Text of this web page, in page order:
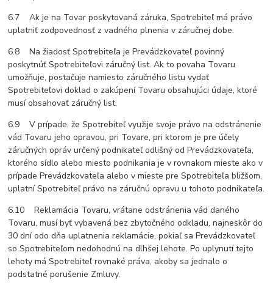
6.7 Ak je na Tovar poskytovaná záruka, Spotrebiteľ má právo
uplatniť zodpovednosť z vadného plnenia v záručnej dobe.
6.8 Na žiadosť Spotrebiteľa je Prevádzkovateľ povinný
poskytnúť Spotrebiteľovi záručný list. Ak to povaha Tovaru
umožňuje, postačuje namiesto záručného listu vydať
Spotrebiteľovi doklad o zakúpení Tovaru obsahujúci údaje, ktoré
musí obsahovať záručný list.
6.9 V prípade, že Spotrebiteľ využije svoje právo na odstránenie
vád Tovaru jeho opravou, pri Tovare, pri ktorom je pre účely
záručných opráv určený podnikateľ odlišný od Prevádzkovateľa,
ktorého sídlo alebo miesto podnikania je v rovnakom mieste ako v
prípade Prevádzkovateľa alebo v mieste pre Spotrebiteľa bližšom,
uplatní Spotrebiteľ právo na záručnú opravu u tohoto podnikateľa.
6.10 Reklamácia Tovaru, vrátane odstránenia vád daného
Tovaru, musí byť vybavená bez zbytočného odkladu, najneskôr do
30 dní odo dňa uplatnenia reklamácie, pokiaľ sa Prevádzkovateľ
so Spotrebiteľom nedohodnú na dlhšej lehote. Po uplynutí tejto
lehoty má Spotrebiteľ rovnaké práva, akoby sa jednalo o
podstatné porušenie Zmluvy.